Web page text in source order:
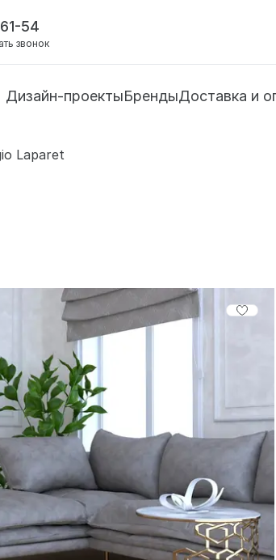
54
звонок
Дизайн-проектыБрендыДоставка и
Laparet